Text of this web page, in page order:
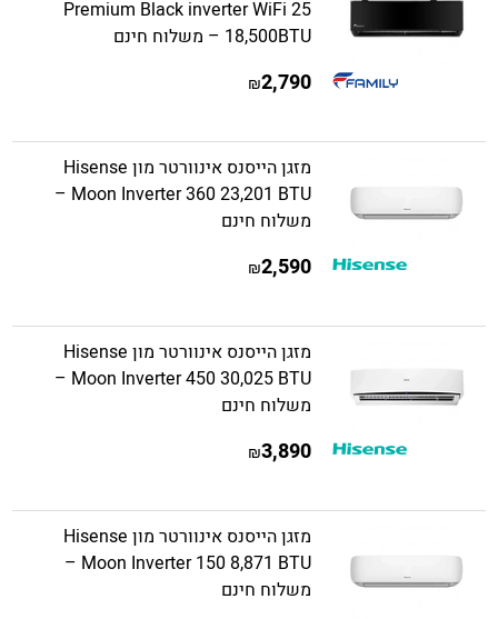
Premium Black inverter WiFi 25
18,500BTU – משלוח חינם
2,790
₪
מזגן הייסנס אינוורטר מון Hisense
Moon Inverter 360 23,201 BTU –
משלוח חינם
2,590
₪
מזגן הייסנס אינוורטר מון Hisense
Moon Inverter 450 30,025 BTU –
משלוח חינם
3,890
₪
מזגן הייסנס אינוורטר מון Hisense
Moon Inverter 150 8,871 BTU –
משלוח חינם